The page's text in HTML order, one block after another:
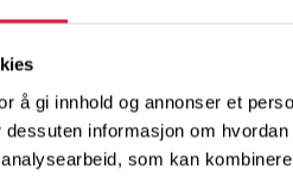
å gi innhold og annonser et
informasjon om
som kan